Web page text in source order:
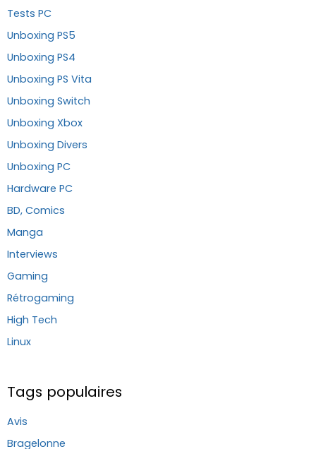
Tests PC
Unboxing PS5
Unboxing PS4
Unboxing PS Vita
Unboxing Switch
Unboxing Xbox
Unboxing Divers
Unboxing PC
Hardware PC
BD, Comics
Manga
Interviews
Gaming
Rétrogaming
High Tech
Linux
Tags populaires
Avis
Bragelonne